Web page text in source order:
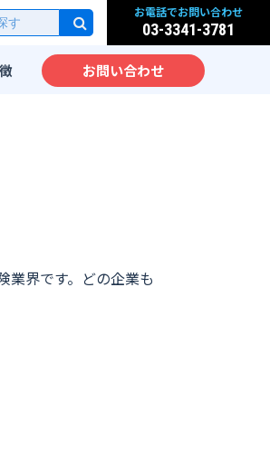
お電話でお問い合わせ
03-3341-3781
IT研修
お問い合わせ
業界です。どの企業も